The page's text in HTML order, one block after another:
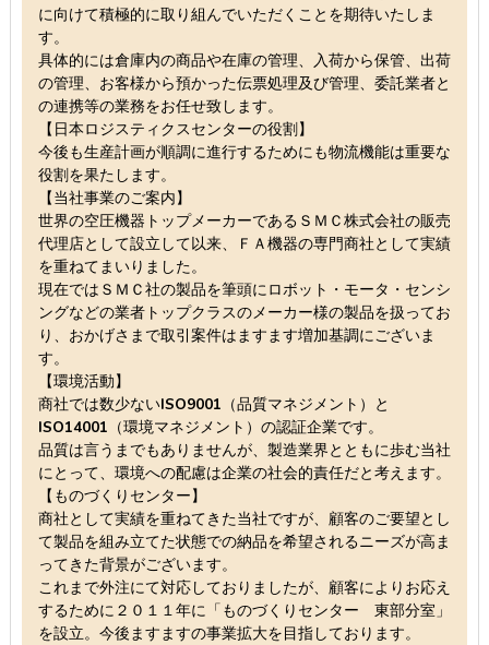
に向けて積極的に取り組んでいただくことを期待いたしま
す。
具体的には倉庫内の商品や在庫の管理、入荷から保管、出荷
の管理、お客様から預かった伝票処理及び管理、委託業者と
の連携等の業務をお任せ致します。
【日本ロジスティクスセンターの役割】
今後も生産計画が順調に進行するためにも物流機能は重要な
役割を果たします。
【当社事業のご案内】
世界の空圧機器トップメーカーであるＳＭＣ株式会社の販売
代理店として設立して以来、ＦＡ機器の専門商社として実績
を重ねてまいりました。
現在ではＳＭＣ社の製品を筆頭にロボット・モータ・センシ
ングなどの業者トップクラスのメーカー様の製品を扱ってお
り、おかげさまで取引案件はますます増加基調にございま
す。
【環境活動】
商社では数少ないISO9001（品質マネジメント）と
ISO14001（環境マネジメント）の認証企業です。
品質は言うまでもありませんが、製造業界とともに歩む当社
にとって、環境への配慮は企業の社会的責任だと考えます。
【ものづくりセンター】
商社として実績を重ねてきた当社ですが、顧客のご要望とし
て製品を組み立てた状態での納品を希望されるニーズが高ま
ってきた背景がございます。
これまで外注にて対応しておりましたが、顧客によりお応え
するために２０１１年に「ものづくりセンター 東部分室」
を設立。今後ますますの事業拡大を目指しております。